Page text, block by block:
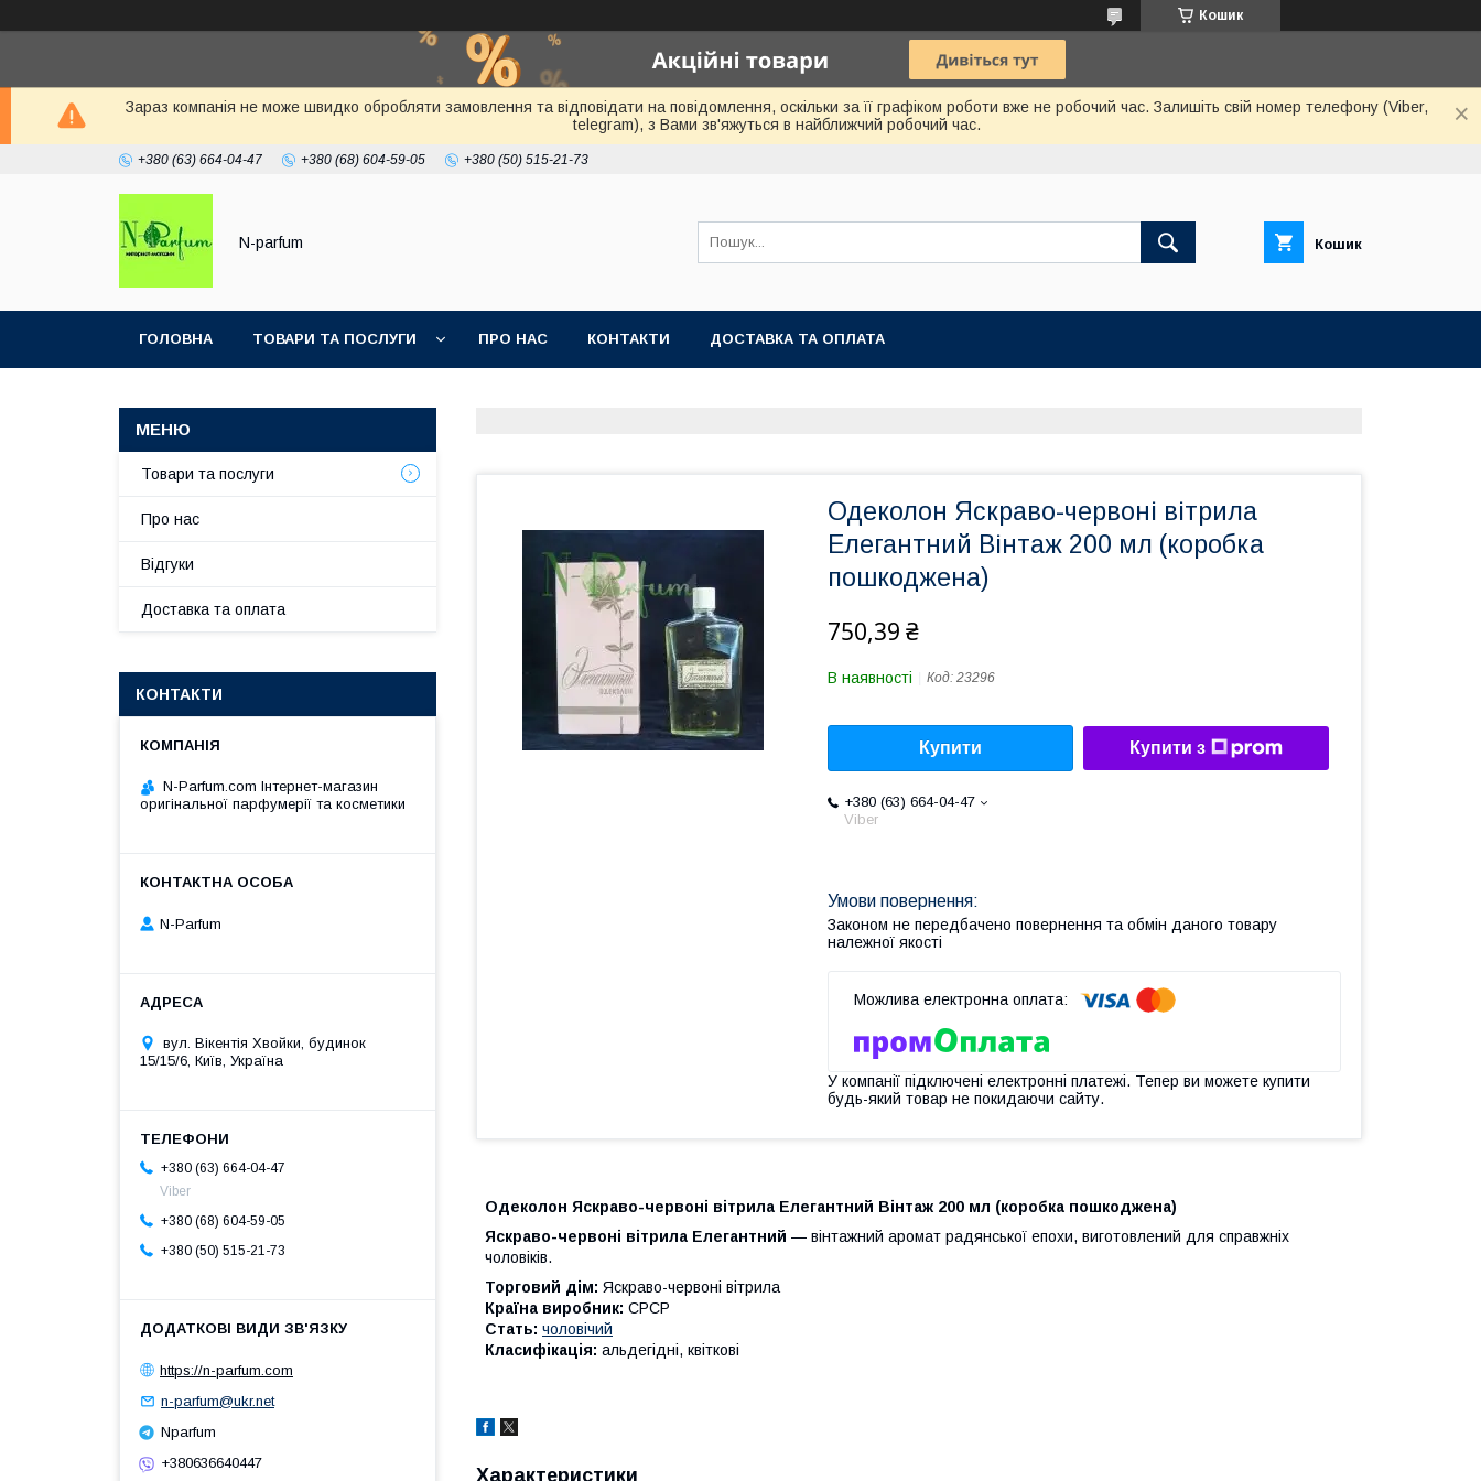
Кошик
Зараз компанія не може швидко обробляти замовлення та відповідати на повідомлення, оскільки за її графіком роботи вже не робочий час. Залишіть свій номер телефону (Viber,
telegram), з Вами зв'яжуться в найближчий робочий час.
+380 (63) 664-04-47 +380 (68) 604-59-05 +380 (50) 515-21-73
N-parfum Кошик
ГОЛОВНА ТОВАРИ ТА ПОСЛУГИ ПРО НАС КОНТАКТИ ДОСТАВКА ТА ОПЛАТА
Одеколон Яскраво-червоні вітрила
Елегантний Вінтаж 200 мл (коробка
пошкоджена)
750,39 ₴
В наявності Код: 23296
Купити Купити з
+380 (63) 664-04-47
Viber
Законом не передбачено повернення та обмін даного товару
належної якості
У компанії підключені електронні платежі. Тепер ви можете купити
будь-який товар не покидаючи сайту.
Одеколон Яскраво-червоні вітрила Елегантний Вінтаж 200 мл (коробка пошкоджена)
Яскраво-червоні вітрила Елегантний — вінтажний аромат радянської епохи, виготовлений для справжніх
чоловіків.
Торговий дім: Яскраво-червоні вітрила
Країна виробник: СРСР
Стать: чоловічий
Класифікація: альдегідні, квіткові
Характеристики
Товари та послуги
Про нас
Відгуки
Доставка та оплата
КОНТАКТИ
N-Parfum.com Інтернет-магазин
оригінальної парфумерії та косметики
N-Parfum
вул. Вікентія Хвойки, будинок
15/15/6, Київ, Україна
+380 (63) 664-04-47
Viber
+380 (68) 604-59-05
+380 (50) 515-21-73
https://n-parfum.com
n-parfum@ukr.net
Nparfum
+380636640447